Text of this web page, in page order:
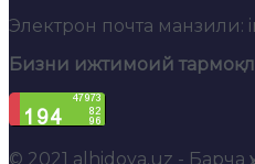
Электрон почта манзили:
Бизни ижтимоий
© 2021 alhidoya.uz - Барча